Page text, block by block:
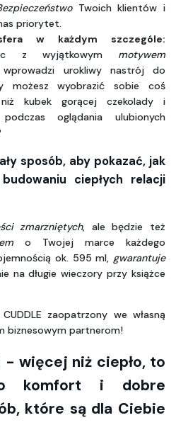
Twoich klientów i
priorytet.
w każdym szczególe:
z wyjątkowym motywem
wprowadzi urokliwy nastrój do
możesz wyobrazić sobie coś
kubek gorącej czekolady i
oglądania ulubionych
sposób, aby pokazać, jak
ciepłych relacji
zmarzniętych
o Twojej marce każdego
ok. 595 ml, gwarantuje
na długie wieczory przy książce
zaopatrzony we własną
biznesowym partnerom!
- więcej niż ciepło, to
komfort i dobre
które są dla Ciebie